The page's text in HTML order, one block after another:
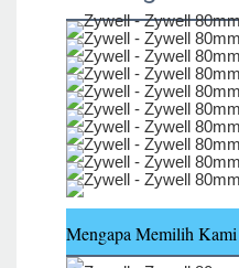
Mengapa Memilih Kami